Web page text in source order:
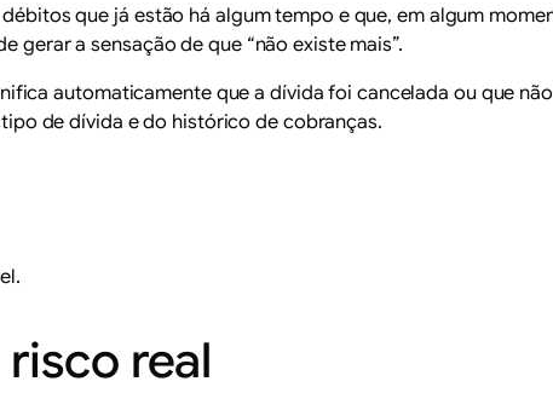
que já estão há algum tempo e que, em algum
gerar a sensação de que “não existe mais”.
automaticamente que a dívida foi cancelada ou que
de dívida e do histórico de cobranças.
real